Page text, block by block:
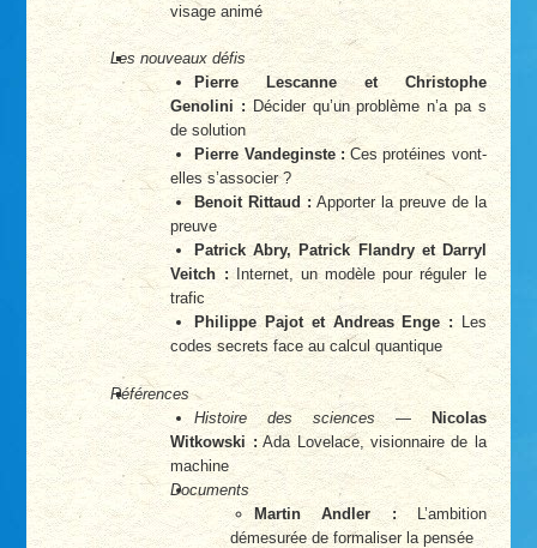
visage animé
Les nouveaux défis
Pierre Lescanne et Christophe
Genolini :Décider qu’un problème n’a pa s
de solution
Pierre Vandeginste :Ces protéines vont-
elles s’associer ?
Benoit Rittaud :Apporter la preuve de la
preuve
Patrick Abry, Patrick Flandry et Darryl
Veitch :Internet, un modèle pour réguler le
trafic
Philippe Pajot et Andreas Enge :Les
codes secrets face au calcul quantique
Références
Histoire des sciences— Nicolas
Witkowski :Ada Lovelace, visionnaire de la
machine
Documents
Martin Andler :L’ambition
démesurée de formaliser la pensée